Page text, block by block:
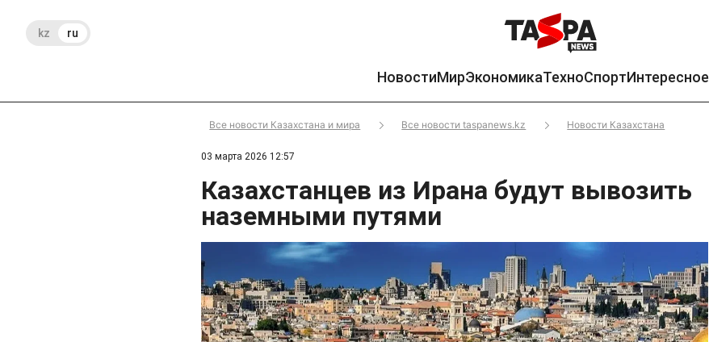
kz ru
НовостиМирЭкономикаТехноСпортИнтересное
Все новости Казахстана и мира Все новости taspanews.kz Новости Казахстана
03 марта 2026 12:57
Казахстанцев из Ирана будут вывозить
наземными путями